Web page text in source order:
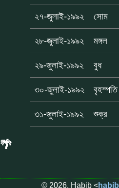
২৭-জুলাই-১৯৯২ সোম
২৮-জুলাই-১৯৯২ মঙ্গল
২৯-জুলাই-১৯৯২ বুধ
৩০-জুলাই-১৯৯২ বৃহস্পতি
৩১-জুলাই-১৯৯২ শুক্র
🌴
© 2026, Habib <